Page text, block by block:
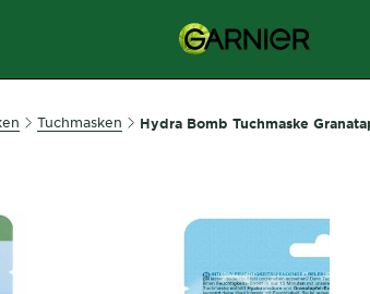
Tuchmasken Hydra Bomb Tuchmaske